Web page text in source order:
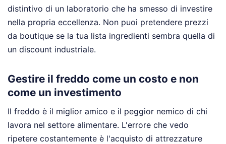
distintivo di un laboratorio che ha smesso di investire
nella propria eccellenza. Non puoi pretendere prezzi
da boutique se la tua lista ingredienti sembra quella di
un discount industriale.
Gestire il freddo come un costo e non
come un investimento
Il freddo è il miglior amico e il peggior nemico di chi
lavora nel settore alimentare. L'errore che vedo
ripetere costantemente è l'acquisto di attrezzature